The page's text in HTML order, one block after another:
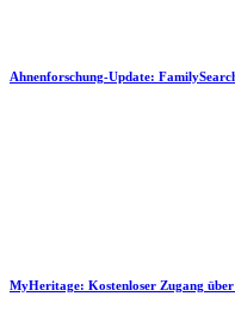
Ahnenforschung-Update:
MyHeritage: Kostenloser Zugang